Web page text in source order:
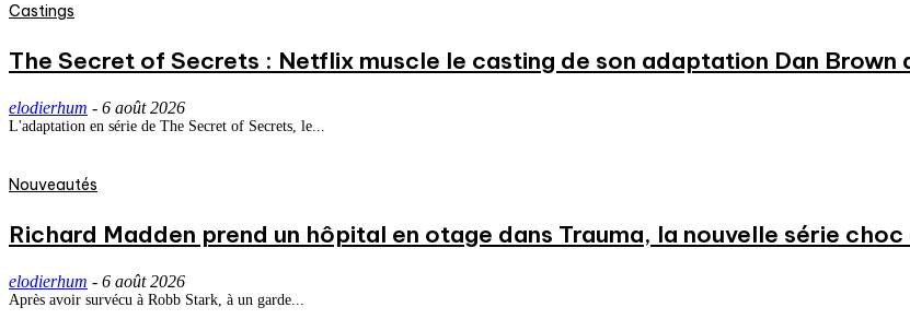
Castings
The Secret of Secrets : Netflix muscle le casting de son adaptation Dan Brown
elodierhum - 6 août 2026
L'adaptation en série de The Secret of Secrets, le...
Nouveautés
Richard Madden prend un hôpital en otage dans Trauma, la nouvelle série choc
elodierhum - 6 août 2026
Après avoir survécu à Robb Stark, à un garde...